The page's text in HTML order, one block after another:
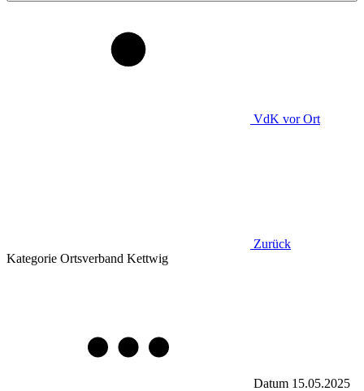
VdK vor Ort
Zurück
Kategorie Ortsverband Kettwig
Datum 15.05.2025